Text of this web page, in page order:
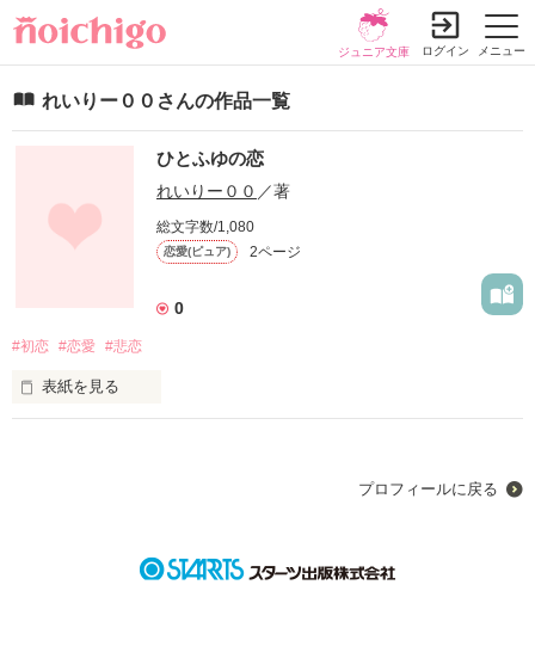
メニュー
ジュニア文庫 ログイン
れいりー００さんの作品一覧
ひとふゆの恋
れいりー００ ／著
総文字数/1,080
恋愛(ピュア) 2ページ
0
#初恋 #恋愛 #悲恋
表紙を見る
木村　章吾　３５歳
プロフィールに戻る